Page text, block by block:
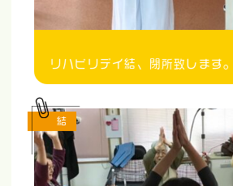
リハビリデイ結、閉所致します
結